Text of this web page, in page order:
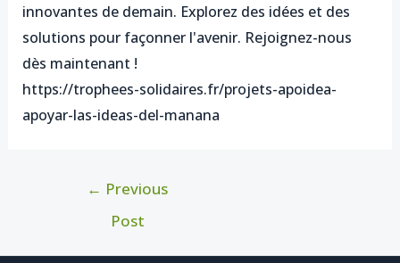
innovantes de demain. Explorez des idées et des
solutions pour façonner l'avenir. Rejoignez-nous
dès maintenant !
https://trophees-solidaires.fr/projets-apoidea-
apoyar-las-ideas-del-manana
← Previous
Post